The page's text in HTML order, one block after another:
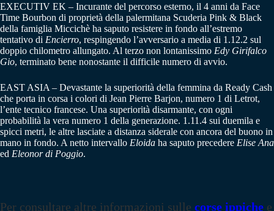
EXECUTIV EK – Incurante del percorso esterno, il 4 anni da Face
Time Bourbon di proprietà della palermitana Scuderia Pink & Black
della famiglia Miccichè ha saputo resistere in fondo all’estremo
tentativo di Encierro, respingendo l’avversario a media di 1.12.2 sul
doppio chilometro allungato. Al terzo non lontanissimo Edy Girifalco
Gio, terminato bene nonostante il difficile numero di avvio.
EAST ASIA – Devastante la superiorità della femmina da Ready Cash
che porta in corsa i colori di Jean Pierre Barjon, numero 1 di Letrot,
l’ente tecnico francese. Una superiorità disarmante, con ogni
probabilità la vera numero 1 della generazione. 1.11.4 sui duemila e
spicci metri, le altre lasciate a distanza siderale con ancora del buono in
mano in fondo. A netto intervallo Eloida ha saputo precedere Elise Ana
ed Eleonor di Poggio.
Per consultare altre informazioni sulle corse ippiche e